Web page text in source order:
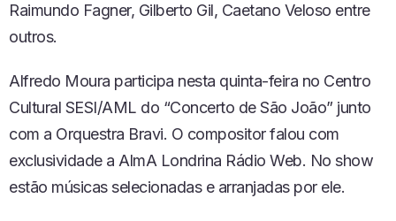
Raimundo Fagner, Gilberto Gil, Caetano Veloso entre
outros.
Alfredo Moura participa nesta quinta-feira no Centro
Cultural SESI/AML do “Concerto de São João” junto
com a Orquestra Bravi. O compositor falou com
exclusividade a AlmA Londrina Rádio Web. No show
estão músicas selecionadas e arranjadas por ele.